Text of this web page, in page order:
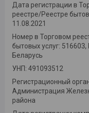
Дата регистрации в
реестре/Реестре
11.08.2021
Номер в Торговом
бытовых услуг: 516603,
Беларусь
УНП: 491093512
Регистрационный
Администрация
района